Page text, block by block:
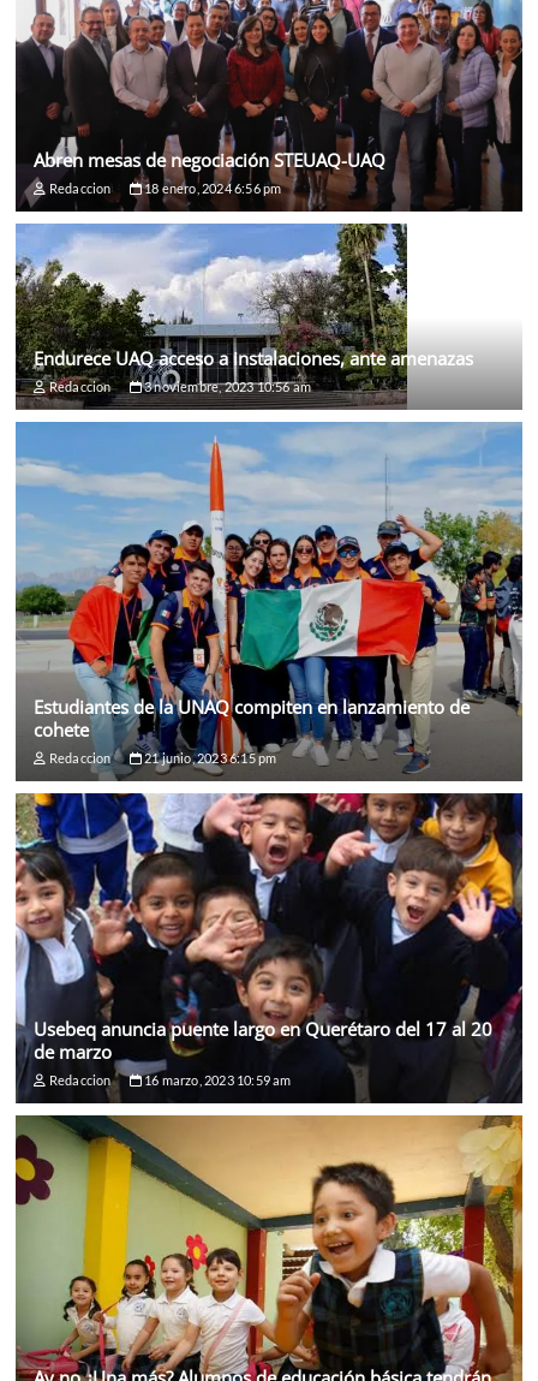
Abren mesas de negociación STEUAQ-UAQ
Redaccion 18 enero, 2024 6:56 pm
Endurece UAQ acceso a instalaciones, ante amenazas
Redaccion 3 noviembre, 2023 10:56 am
Estudiantes de la UNAQ compiten en lanzamiento de
cohete
Redaccion 21 junio, 2023 6:15 pm
Usebeq anuncia puente largo en Querétaro del 17 al 20
de marzo
Redaccion 16 marzo, 2023 10:59 am